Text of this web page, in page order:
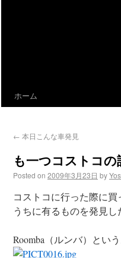
ホーム
← 本日こんな車発見
も一つコストコ
Posted on 2009年3月23日 by
コストコに行った際に買
うちに有るものを発見し
Roomba（ルンバ）とい